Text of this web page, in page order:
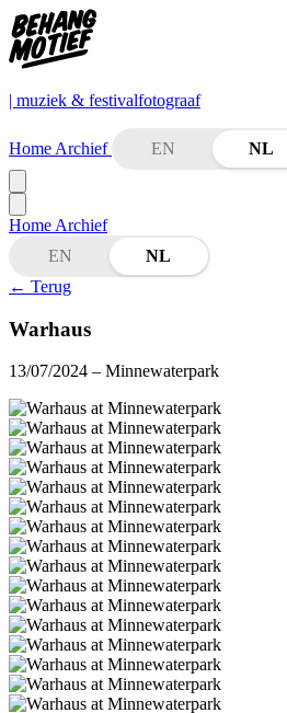
| muziek & festivalfotograaf
Home Archief EN NL
Home Archief
EN
NL
← Terug
Warhaus
13/07/2024 – Minnewaterpark